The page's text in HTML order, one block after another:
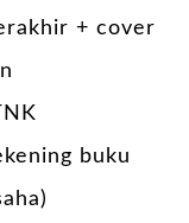
+ cover
buku